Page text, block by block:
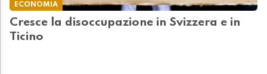
ECONOMIA
Cresce la disoccupazione in Svizzera e in
Ticino